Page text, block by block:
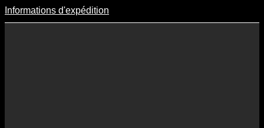
Informations D'expédition
Informations d'expédition